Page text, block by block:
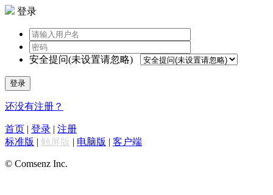
登录
安全提问(未设置请忽略)
登录
还没有注册？
首页 | 登录 | 注册
标准版 | 触屏版 | 电脑版 | 客户端
© Comsenz Inc.